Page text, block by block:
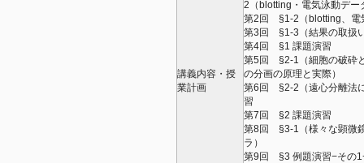
講義内容・授
業計画
2（blotting・電気泳動デー
第2回 §1-2（blotting、電
第3回 §1-3（結果の取扱
第4回 §1 課題演習
第5回 §2-1（細胞の破砕
の分画の原理と実際）
第6回 §2-2（遠心分離法
習
第7回 §2 課題演習
第8回 §3-1（様々な顕微
ラ）
第9回 §3 例題演習−その